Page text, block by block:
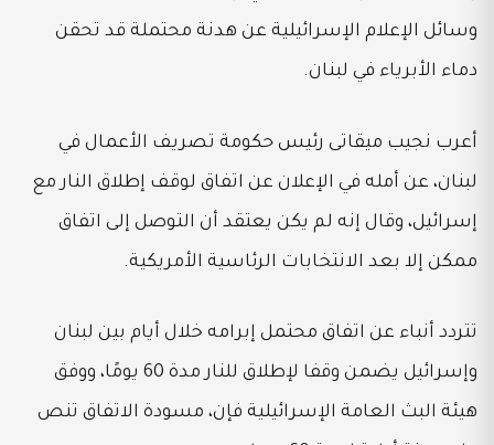
وسائل الإعلام الإسرائيلية عن هدنة محتملة قد تحقن
دماء الأبرياء في لبنان.
أعرب نجيب ميقاتى رئيس حكومة تصريف الأعمال في
لبنان، عن أمله في الإعلان عن اتفاق لوقف إطلاق النار مع
إسرائيل، وقال إنه لم يكن يعتقد أن التوصل إلى اتفاق
ممكن إلا بعد الانتخابات الرئاسية الأمريكية.
تتردد أنباء عن اتفاق محتمل إبرامه خلال أيام بين لبنان
وإسرائيل يضمن وقفا لإطلاق للنار مدة 60 يومًا، ووفق
هيئة البث العامة الإسرائيلية فإن، مسودة الاتفاق تنص